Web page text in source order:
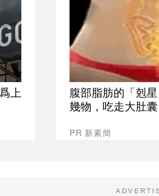
上
腹部脂肪的「剋
幾物，吃走大肚
PR 新素簡